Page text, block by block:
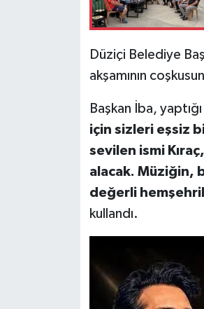
Düziçi Belediye
akşamının
Başkan İba,
için sizleri eşsiz
sevilen ismi
alacak. Müziğin,
değerli
kullandı.